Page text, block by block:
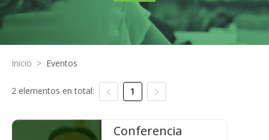
Inicio > Eventos
2 elementos en total: 1
Conferencia